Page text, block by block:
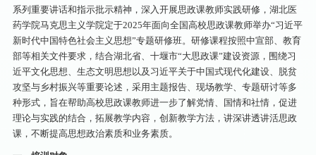
系列重要讲话和指示批示精神，深入开展思政课教师实践研修，湖北医
药学院马克思主义学院定于2025年面向全国高校思政课教师举办“习近平
新时代中国特色社会主义思想”专题研修班。研修课程按照中宣部、教育
部等相关文件要求，结合湖北省、十堰市“大思政课”建设资源，围绕习
近平文化思想、生态文明思想以及习近平关于中国式现代化建设、脱贫
攻坚与乡村振兴等重要论述，采用主题报告、现场教学、专题研讨等多
种形式，旨在帮助高校思政课教师进一步了解党情、国情和社情，促进
理论与实践的结合，拓展教学内容，创新教学方法，讲深讲透讲活思政
课，不断提高思想政治素质和业务素质。